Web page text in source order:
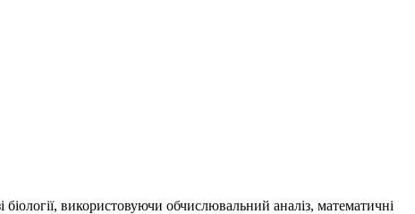
використовуючи обчислювальний аналіз, математичні